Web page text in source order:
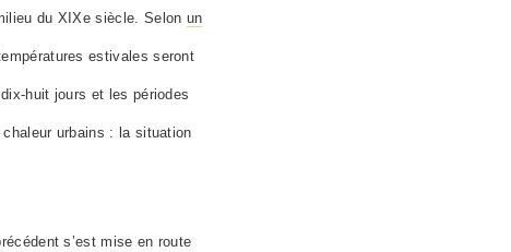
du XIXe siècle. Selon un
estivales seront
huit jours et les périodes
urbains : la situation
s’est mise en route